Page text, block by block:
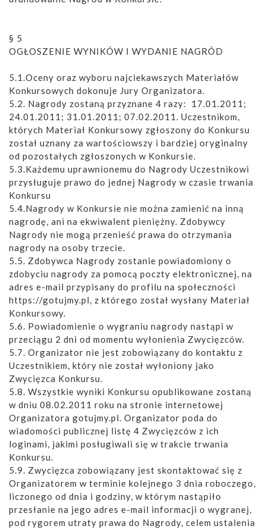
§ 5
OGŁOSZENIE WYNIKÓW I WYDANIE NAGRÓD
5.1.Oceny oraz wyboru najciekawszych Materiałów
Konkursowych dokonuje Jury Organizatora.
5.2. Nagrody zostaną przyznane 4 razy: 17.01.2011;
24.01.2011; 31.01.2011; 07.02.2011. Uczestnikom,
których Materiał Konkursowy zgłoszony do Konkursu
został uznany za wartościowszy i bardziej oryginalny
od pozostałych zgłoszonych w Konkursie.
5.3.Każdemu uprawnionemu do Nagrody Uczestnikowi
przysługuje prawo do jednej Nagrody w czasie trwania
Konkursu
5.4.Nagrody w Konkursie nie można zamienić na inną
nagrodę, ani na ekwiwalent pieniężny. Zdobywcy
Nagrody nie mogą przenieść prawa do otrzymania
nagrody na osoby trzecie.
5.5. Zdobywca Nagrody zostanie powiadomiony o
zdobyciu nagrody za pomocą poczty elektronicznej, na
adres e-mail przypisany do profilu na społeczności
https://gotujmy.pl, z którego został wysłany Materiał
Konkursowy.
5.6. Powiadomienie o wygraniu nagrody nastąpi w
przeciągu 2 dni od momentu wyłonienia Zwycięzców.
5.7. Organizator nie jest zobowiązany do kontaktu z
Uczestnikiem, który nie został wyłoniony jako
Zwycięzca Konkursu.
5.8. Wszystkie wyniki Konkursu opublikowane zostaną
w dniu 08.02.2011 roku na stronie internetowej
Organizatora gotujmy.pl. Organizator poda do
wiadomości publicznej listę 4 Zwycięzców z ich
loginami, jakimi posługiwali się w trakcie trwania
Konkursu.
5.9. Zwycięzca zobowiązany jest skontaktować się z
Organizatorem w terminie kolejnego 3 dnia roboczego,
liczonego od dnia i godziny, w którym nastąpiło
przesłanie na jego adres e-mail informacji o wygranej,
pod rygorem utraty prawa do Nagrody, celem ustalenia